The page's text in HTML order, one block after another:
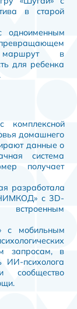
в старой
маршрут в
для ребенка
домашнего
данные о
система
получает
разработала
с 3D-
с мобильным
запросам, в
ИИ-психолога